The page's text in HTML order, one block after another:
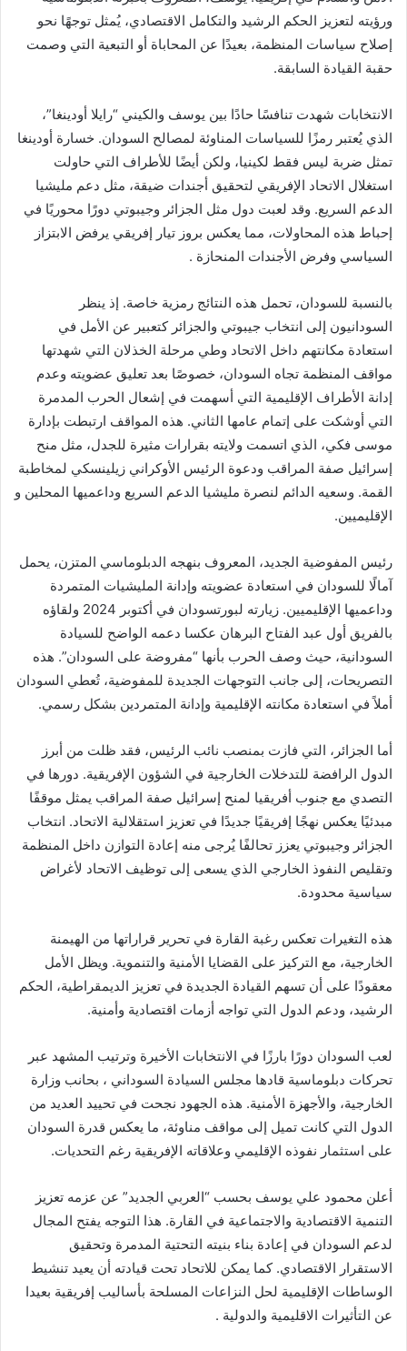
ورؤيته لتعزيز الحكم الرشيد والتكامل الاقتصادي، يُمثل توجهًا نحو
إصلاح سياسات المنظمة، بعيدًا عن المحاباة أو التبعية التي وصمت
حقبة القيادة السابقة.
الانتخابات شهدت تنافسًا حادًا بين يوسف والكيني “رايلا أودينغا”،
الذي يُعتبر رمزًا للسياسات المناوئة لمصالح السودان. خسارة أودينغا
تمثل ضربة ليس فقط لكينيا، ولكن أيضًا للأطراف التي حاولت
استغلال الاتحاد الإفريقي لتحقيق أجندات ضيقة، مثل دعم مليشيا
الدعم السريع. وقد لعبت دول مثل الجزائر وجيبوتي دورًا محوريًا في
إحباط هذه المحاولات، مما يعكس بروز تيار إفريقي يرفض الابتزاز
السياسي وفرض الأجندات المنحازة .
بالنسبة للسودان، تحمل هذه النتائج رمزية خاصة. إذ ينظر
السودانيون إلى انتخاب جيبوتي والجزائر كتعبير عن الأمل في
استعادة مكانتهم داخل الاتحاد وطي مرحلة الخذلان التي شهدتها
مواقف المنظمة تجاه السودان، خصوصًا بعد تعليق عضويته وعدم
إدانة الأطراف الإقليمية التي أسهمت في إشعال الحرب المدمرة
التي أوشكت على إتمام عامها الثاني. هذه المواقف ارتبطت بإدارة
موسى فكي، الذي اتسمت ولايته بقرارات مثيرة للجدل، مثل منح
إسرائيل صفة المراقب ودعوة الرئيس الأوكراني زيلينسكي لمخاطبة
القمة. وسعيه الدائم لنصرة مليشيا الدعم السريع وداعميها المحلين و
الإقليميين.
رئيس المفوضية الجديد، المعروف بنهجه الدبلوماسي المتزن، يحمل
آمالًا للسودان في استعادة عضويته وإدانة المليشيات المتمردة
وداعميها الإقليميين. زيارته لبورتسودان في أكتوبر 2024 ولقاؤه
بالفريق أول عبد الفتاح البرهان عكسا دعمه الواضح للسيادة
السودانية، حيث وصف الحرب بأنها “مفروضة على السودان”. هذه
التصريحات، إلى جانب التوجهات الجديدة للمفوضية، تُعطي السودان
أملاً في استعادة مكانته الإقليمية وإدانة المتمردين بشكل رسمي.
أما الجزائر، التي فازت بمنصب نائب الرئيس، فقد ظلت من أبرز
الدول الرافضة للتدخلات الخارجية في الشؤون الإفريقية. دورها في
التصدي مع جنوب أفريقيا لمنح إسرائيل صفة المراقب يمثل موقفًا
مبدئيًا يعكس نهجًا إفريقيًا جديدًا في تعزيز استقلالية الاتحاد. انتخاب
الجزائر وجيبوتي يعزز تحالفًا يُرجى منه إعادة التوازن داخل المنظمة
وتقليص النفوذ الخارجي الذي يسعى إلى توظيف الاتحاد لأغراض
سياسية محدودة.
هذه التغيرات تعكس رغبة القارة في تحرير قراراتها من الهيمنة
الخارجية، مع التركيز على القضايا الأمنية والتنموية. ويظل الأمل
معقودًا على أن تسهم القيادة الجديدة في تعزيز الديمقراطية، الحكم
الرشيد، ودعم الدول التي تواجه أزمات اقتصادية وأمنية.
لعب السودان دورًا بارزًا في الانتخابات الأخيرة وترتيب المشهد عبر
تحركات دبلوماسية قادها مجلس السيادة السوداني ، بحانب وزارة
الخارجية، والأجهزة الأمنية. هذه الجهود نجحت في تحييد العديد من
الدول التي كانت تميل إلى مواقف مناوئة، ما يعكس قدرة السودان
على استثمار نفوذه الإقليمي وعلاقاته الإفريقية رغم التحديات.
أعلن محمود علي يوسف بحسب “العربي الجديد” عن عزمه تعزيز
التنمية الاقتصادية والاجتماعية في القارة. هذا التوجه يفتح المجال
لدعم السودان في إعادة بناء بنيته التحتية المدمرة وتحقيق
الاستقرار الاقتصادي. كما يمكن للاتحاد تحت قيادته أن يعيد تنشيط
الوساطات الإقليمية لحل النزاعات المسلحة بأساليب إفريقية بعيدا
عن التأثيرات الاقليمية والدولية .